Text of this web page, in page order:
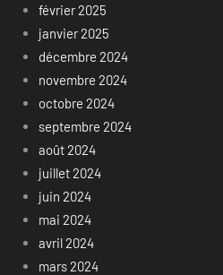
février 2025
janvier 2025
décembre 2024
novembre 2024
octobre 2024
septembre 2024
août 2024
juillet 2024
juin 2024
mai 2024
avril 2024
mars 2024